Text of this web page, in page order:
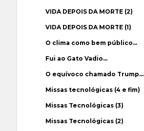
VIDA DEPOIS DA MORTE (2)
VIDA DEPOIS DA MORTE (1)
O clima como bem público…
Fui ao Gato Vadio…
O equívoco chamado Trump…
Missas tecnológicas (4 e fim)
Missas Tecnológicas (3)
Missas Tecnológicas (2)